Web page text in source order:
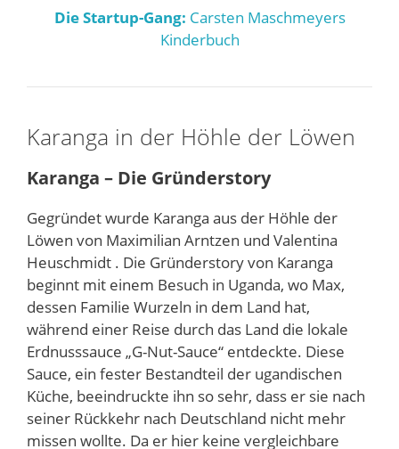
Die Startup-Gang: Carsten Maschmeyers
Kinderbuch
Karanga in der Höhle der Löwen
Karanga – Die Gründerstory
Gegründet wurde Karanga aus der Höhle der
Löwen von Maximilian Arntzen und Valentina
Heuschmidt . Die Gründerstory von Karanga
beginnt mit einem Besuch in Uganda, wo Max,
dessen Familie Wurzeln in dem Land hat,
während einer Reise durch das Land die lokale
Erdnusssauce „G-Nut-Sauce“ entdeckte. Diese
Sauce, ein fester Bestandteil der ugandischen
Küche, beeindruckte ihn so sehr, dass er sie nach
seiner Rückkehr nach Deutschland nicht mehr
missen wollte. Da er hier keine vergleichbare